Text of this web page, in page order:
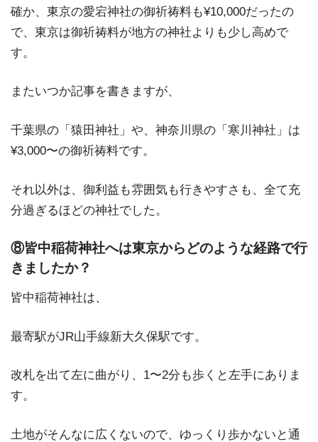
確か、東京の愛宕神社の御祈祷料も¥10,000だったの
で、東京は御祈祷料が地方の神社よりも少し高めで
す。
またいつか記事を書きますが、
千葉県の「猿田神社」や、神奈川県の「寒川神社」は
¥3,000〜の御祈祷料です。
それ以外は、御利益も雰囲気も行きやすさも、全て充
分過ぎるほどの神社でした。
⑧皆中稲荷神社へは東京からどのような経路で行
きましたか？
皆中稲荷神社は、
最寄駅がJR山手線新大久保駅です。
改札を出て左に曲がり、1〜2分も歩くと左手にありま
す。
土地がそんなに広くないので、ゆっくり歩かないと通